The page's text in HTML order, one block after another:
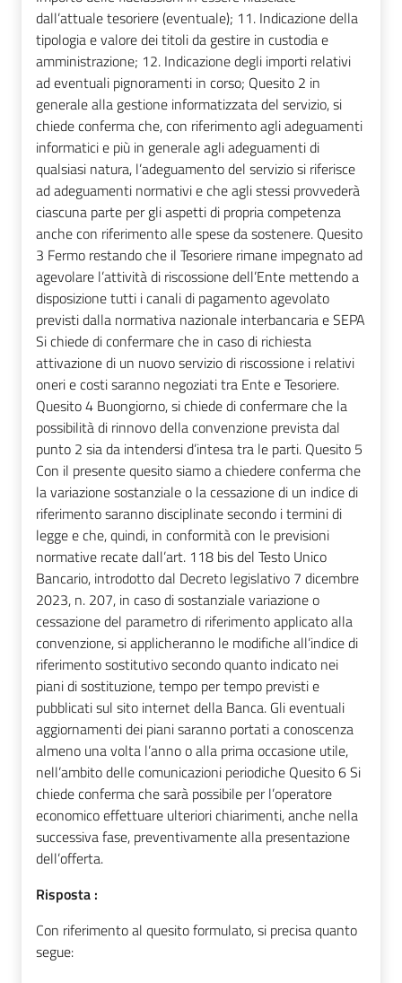
dall’attuale tesoriere (eventuale); 11. Indicazione della
tipologia e valore dei titoli da gestire in custodia e
amministrazione; 12. Indicazione degli importi relativi
ad eventuali pignoramenti in corso; Quesito 2 in
generale alla gestione informatizzata del servizio, si
chiede conferma che, con riferimento agli adeguamenti
informatici e più in generale agli adeguamenti di
qualsiasi natura, l’adeguamento del servizio si riferisce
ad adeguamenti normativi e che agli stessi provvederà
ciascuna parte per gli aspetti di propria competenza
anche con riferimento alle spese da sostenere. Quesito
3 Fermo restando che il Tesoriere rimane impegnato ad
agevolare l’attività di riscossione dell’Ente mettendo a
disposizione tutti i canali di pagamento agevolato
previsti dalla normativa nazionale interbancaria e SEPA
Si chiede di confermare che in caso di richiesta
attivazione di un nuovo servizio di riscossione i relativi
oneri e costi saranno negoziati tra Ente e Tesoriere.
Quesito 4 Buongiorno, si chiede di confermare che la
possibilità di rinnovo della convenzione prevista dal
punto 2 sia da intendersi d’intesa tra le parti. Quesito 5
Con il presente quesito siamo a chiedere conferma che
la variazione sostanziale o la cessazione di un indice di
riferimento saranno disciplinate secondo i termini di
legge e che, quindi, in conformità con le previsioni
normative recate dall’art. 118 bis del Testo Unico
Bancario, introdotto dal Decreto legislativo 7 dicembre
2023, n. 207, in caso di sostanziale variazione o
cessazione del parametro di riferimento applicato alla
convenzione, si applicheranno le modifiche all’indice di
riferimento sostitutivo secondo quanto indicato nei
piani di sostituzione, tempo per tempo previsti e
pubblicati sul sito internet della Banca. Gli eventuali
aggiornamenti dei piani saranno portati a conoscenza
almeno una volta l’anno o alla prima occasione utile,
nell’ambito delle comunicazioni periodiche Quesito 6 Si
chiede conferma che sarà possibile per l’operatore
economico effettuare ulteriori chiarimenti, anche nella
successiva fase, preventivamente alla presentazione
dell’offerta.
Risposta :
Con riferimento al quesito formulato, si precisa quanto
segue: